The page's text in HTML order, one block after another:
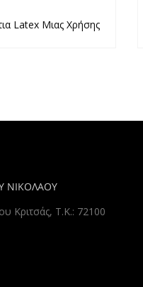
Latex Μιας Χρήσης
ΝΙΚΟΛΑΟΥ
Κριτσάς, Τ.Κ.: 72100